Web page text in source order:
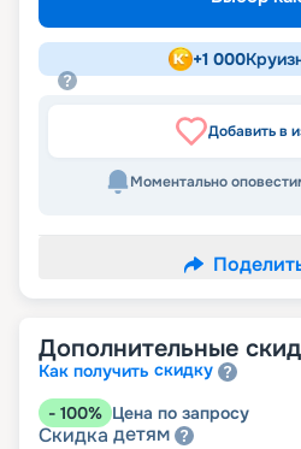
+1 000
Добавить в
Моментально
Дополнительные
Как получить скидку
- 100% Цена по запросу
Скидка детям